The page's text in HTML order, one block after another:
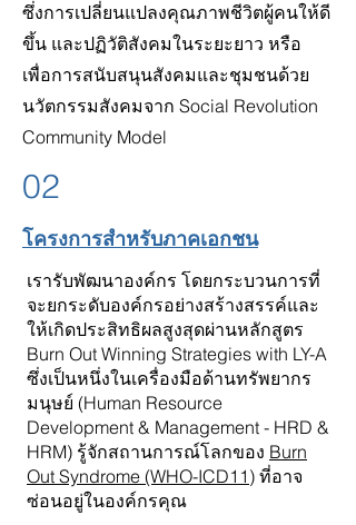
ซึ่งการเปลี่ยนแปลงคุณภาพชีวิตผู้คนให้ดี
ขึ้น และปฏิวัติสังคมในระยะยาว หรือ
เพื่อการสนับสนุนสังคมและชุมชนด้วย
นวัตกรรมสังคมจาก Social Revolution
Community Model
02
โครงการสำหรับภาคเอกชน
เรารับพัฒนาองค์กร โดยกระบวนการที่
จะยกระดับองค์กรอย่างสร้างสรรค์และ
ให้เกิดประสิทธิผลสูงสุดผ่านหลักสูตร
Burn Out Winning Strategies with LY-A
ซึ่งเป็นหนึ่งในเครื่องมือด้านทรัพยากร
มนุษย์ (Human Resource
Development & Management - HRD &
HRM) รู้จักสถานการณ์โลกของ Burn
Out Syndrome (WHO-ICD11) ที่อาจ
ซ่อนอยู่ในองค์กรคุณ